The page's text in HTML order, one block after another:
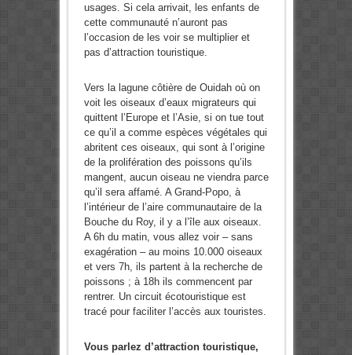
usages. Si cela arrivait, les enfants de
cette communauté n’auront pas
l’occasion de les voir se multiplier et
pas d’attraction touristique.
Vers la lagune côtière de Ouidah où on
voit les oiseaux d’eaux migrateurs qui
quittent l’Europe et l’Asie, si on tue tout
ce qu’il a comme espèces végétales qui
abritent ces oiseaux, qui sont à l’origine
de la prolifération des poissons qu’ils
mangent, aucun oiseau ne viendra parce
qu’il sera affamé. A Grand-Popo, à
l’intérieur de l’aire communautaire de la
Bouche du Roy, il y a l’île aux oiseaux.
A 6h du matin, vous allez voir – sans
exagération – au moins 10.000 oiseaux
et vers 7h, ils partent à la recherche de
poissons ; à 18h ils commencent par
rentrer. Un circuit écotouristique est
tracé pour faciliter l’accès aux touristes.
Vous parlez d’attraction touristique,